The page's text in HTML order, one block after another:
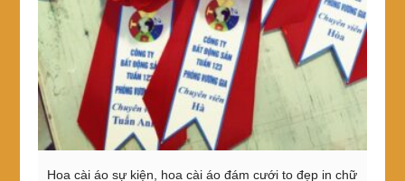
Hoa cài áo sự kiện, hoa cài áo đám cưới to đẹp in chữ